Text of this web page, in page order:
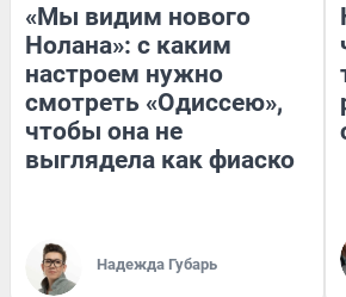
«Мы видим нового
Нолана»: с каким
настроем нужно
смотреть «Одиссею»,
чтобы она не
выглядела как фиаско
Надежда Губарь